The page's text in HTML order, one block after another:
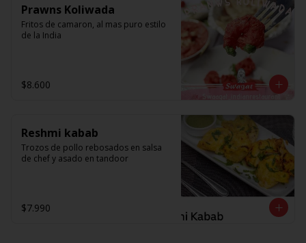
Prawns Koliwada
Fritos de camaron, al mas puro estilo
de la India
$8.600
Reshmi kabab
Trozos de pollo rebosados en salsa
de chef y asado en tandoor
$7.990